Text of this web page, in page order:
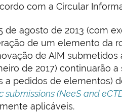
com a Circular
agosto de 2013 (com
de um elemento da
de AIM
de 2017) continuarão
pedidos de elementos)
submissions (NeeS and
aplicáveis.